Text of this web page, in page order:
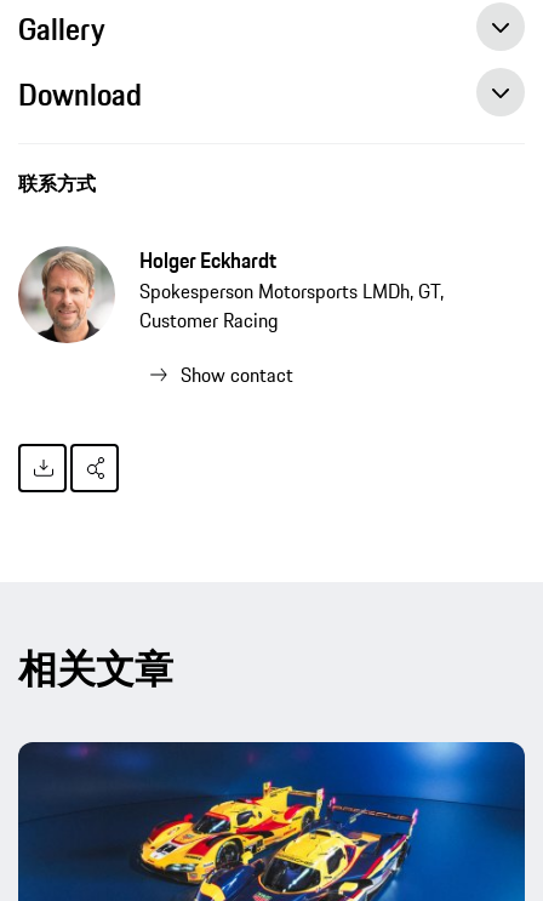
Gallery
Download
联系方式
Holger Eckhardt
Spokesperson Motorsports LMDh, GT,
Customer Racing
Show contact
相关文章